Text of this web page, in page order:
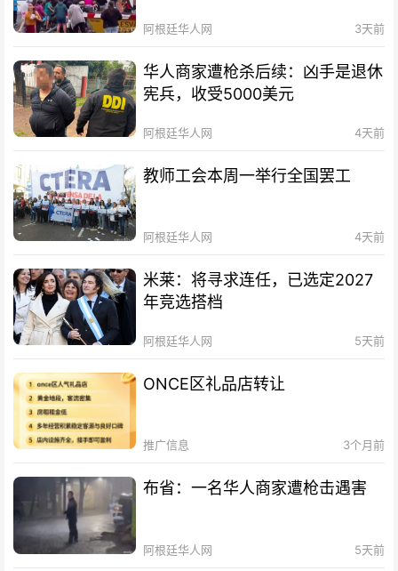
阿根廷华人网 3天前
华人商家遭枪杀后续：凶手是退休
宪兵，收受5000美元
阿根廷华人网 4天前
教师工会本周一举行全国罢工
阿根廷华人网 4天前
米莱：将寻求连任，已选定2027
年竞选搭档
阿根廷华人网 5天前
ONCE区礼品店转让
推广信息 3个月前
布省：一名华人商家遭枪击遇害
阿根廷华人网 5天前